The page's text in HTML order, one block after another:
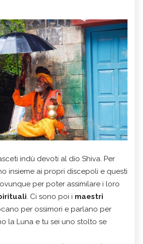
indù devoti al dio Shiva. Per
insieme ai propri discepoli e questi
per poter assimilare i loro
. Ci sono poi i maestri
per ossimori e parlano per
la Luna e tu sei uno stolto se